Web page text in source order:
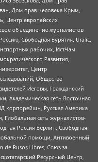
Дом прав человека Крым,
Центр европейских
объединение журналистов
Свободная Бурятия, Uralic,
рабочих, ИстЧам
Развития,
Центр
Общество
Иеговы, Гражданский
Академическая сеть Восточная
корпорейшн, Русская Америка
Глобальная сеть журналистов-
Россия Берлин, Свободная
помощи, Антивоенный
de Rusos Libres, Союз за
Ресурсный Центр,